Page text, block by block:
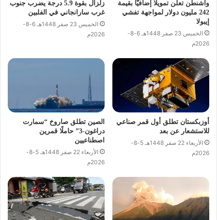
واشنطن تعلن تمويلًا إضافيًّا بقيمة
242 مليون دولار لمواجهة تفشي
إيبولا
الخميس 23 صفر 1448هـ 6-8-
2026م
زلزال بقوة 5.9 درجة يضرب جنوب
غرب سارانجاني في الفلبين
الخميس 23 صفر 1448هـ 6-8-
2026م
أوزبكستان تطلق أول قمر صناعي
للاستشعار عن بعد
الأربعاء 22 صفر 1448هـ 5-8-
2026م
الصين تطلق صاروخ “سمارت
دراغون-3” حاملًا قمرين
اصطناعيين
الأربعاء 22 صفر 1448هـ 5-8-
2026م